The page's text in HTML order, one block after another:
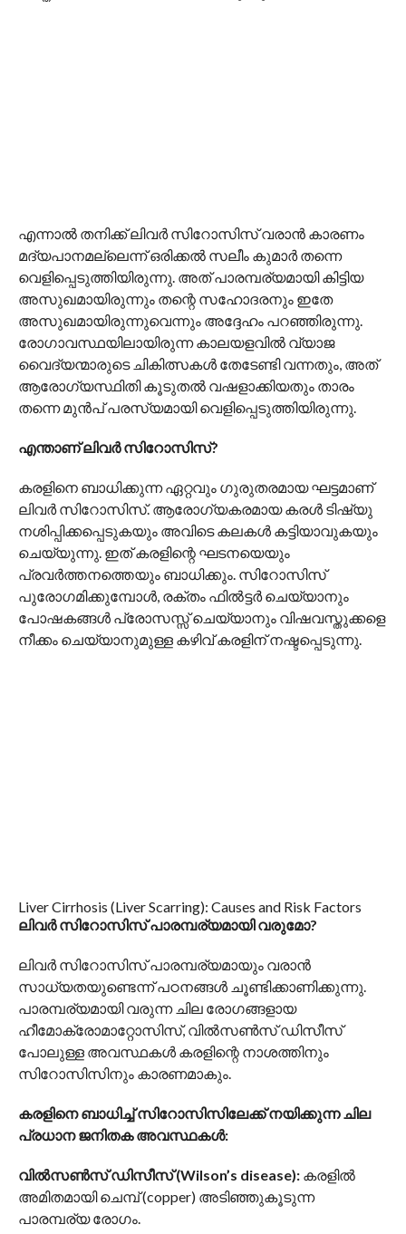
എന്നാൽ തനിക്ക് ലിവർ സിറോസിസ് വരാൻ കാരണം
മദ്യപാനമല്ലെന്ന് ഒരിക്കൽ സലീം കുമാർ തന്നെ
വെളിപ്പെടുത്തിയിരുന്നു. അത് പാരമ്പര്യമായി കിട്ടിയ
അസുഖമായിരുന്നും തന്റെ സഹോദരനും ഇതേ
അസുഖമായിരുന്നുവെന്നും അദ്ദേഹം പറഞ്ഞിരുന്നു.
രോഗാവസ്ഥയിലായിരുന്ന കാലയളവിൽ വ്യാജ
വൈദ്യന്മാരുടെ ചികിത്സകൾ തേടേണ്ടി വന്നതും, അത്
ആരോഗ്യസ്ഥിതി കൂടുതൽ വഷളാക്കിയതും താരം
തന്നെ മുൻപ് പരസ്യമായി വെളിപ്പെടുത്തിയിരുന്നു.
എന്താണ് ലിവർ സിറോസിസ്?
കരളിനെ ബാധിക്കുന്ന ​ഏറ്റവും ഗുരുതരമായ ഘട്ടമാണ്
ലിവർ സിറോസിസ്. ആരോഗ്യകരമായ കരൾ ടിഷ്യു
നശിപ്പിക്കപ്പെടുകയും അവിടെ കലകൾ കട്ടിയാവുകയും
ചെയ്യുന്നു. ഇത് കരളിന്റെ ഘടനയെയും
പ്രവർത്തനത്തെയും ബാധിക്കും. സിറോസിസ്
പുരോഗമിക്കുമ്പോൾ, രക്തം ഫിൽട്ടർ ചെയ്യാനും
പോഷകങ്ങൾ പ്രോസസ്സ് ചെയ്യാനും വിഷവസ്തുക്കളെ
നീക്കം ചെയ്യാനുമുള്ള കഴിവ് കരളിന് നഷ്ടപ്പെടുന്നു.
​​​Liver Cirrhosis (Liver Scarring): Causes and Risk Factors
ലിവര്‍ സിറോസിസ് പാരമ്പര്യമായി വരുമോ?
ലിവർ സിറോസിസ് പാരമ്പര്യമായും വരാൻ
സാധ്യതയുണ്ടെന്ന് പഠനങ്ങൾ ചൂണ്ടിക്കാണിക്കുന്നു.
പാരമ്പര്യമായി വരുന്ന ചില രോഗങ്ങളായ
ഹീമോക്രോമാറ്റോസിസ്, വിൽസൺസ് ഡിസീസ്
പോലുള്ള അവസ്ഥകൾ കരളിന്റെ നാശത്തിനും
സിറോസിസിനും കാരണമാകും.
കരളിനെ ബാധിച്ച് സിറോസിസിലേക്ക് നയിക്കുന്ന ചില
പ്രധാന ജനിതക അവസ്ഥകൾ:
വിൽസൺസ് ഡിസീസ് (Wilson’s disease):കരളിൽ
അമിതമായി ചെമ്പ് (copper) അടിഞ്ഞുകൂടുന്ന
പാരമ്പര്യ രോഗം.